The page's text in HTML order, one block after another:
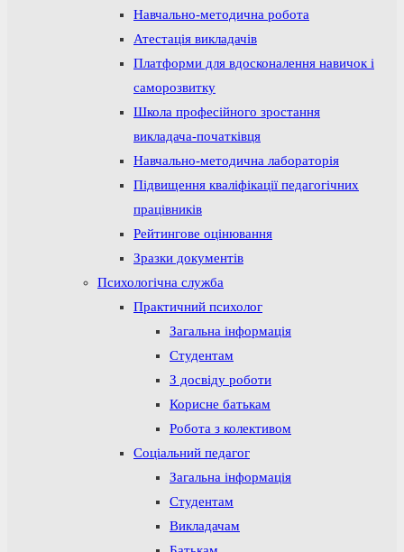
Навчально-методична робота
Атестація викладачів
Платформи для вдосконалення навичок і
саморозвитку
Школа професійного зростання
викладача-початківця
Навчально-методична лабораторія
Підвищення кваліфікації педагогічних
працівників
Рейтингове оцінювання
Зразки документів
Психологічна служба
Практичний психолог
Загальна інформація
Студентам
З досвіду роботи
Корисне батькам
Робота з колективом
Соціальний педагог
Загальна інформація
Студентам
Викладачам